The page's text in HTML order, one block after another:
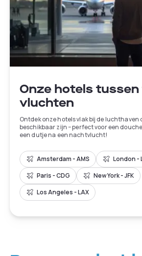
Onze hotels
vluchten
Ontdek onze hotels vlak bij de luchthaven
beschikbaar zijn – perfect voor een
een dutje na een nachtvlucht!
Amsterdam - AMS
London -
Paris - CDG
New York - JFK
Los Angeles - LAX